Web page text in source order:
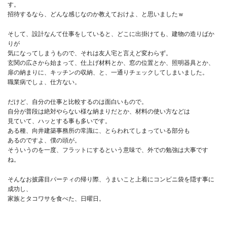
す。
招待するなら、どんな感じなのか教えておけよ、と思いましたｗ
そして、設計なんて仕事をしていると、どこに出掛けても、建物の造りばか
りが
気になってしまうもので、それは友人宅と言えど変わらず。
玄関の広さから始まって、仕上げ材料とか、窓の位置とか、照明器具とか、
扉の納まりに、キッチンの収納、と、一通りチェックしてしまいました。
職業病でしょ、仕方ない。
だけど、自分の仕事と比較するのは面白いもので。
自分が普段は絶対やらない様な納まりだとか、材料の使い方などは
見ていて、ハッとする事も多いです。
ある種、向井建築事務所の常識に、とらわれてしまっている部分も
あるのですよ、僕の頭が。
そういうのを一度、フラットにするという意味で、外での勉強は大事です
ね。
そんなお披露目パーティの帰り際、うまいこと上着にコンビニ袋を隠す事に
成功し、
家族とタコワサを食べた、日曜日。